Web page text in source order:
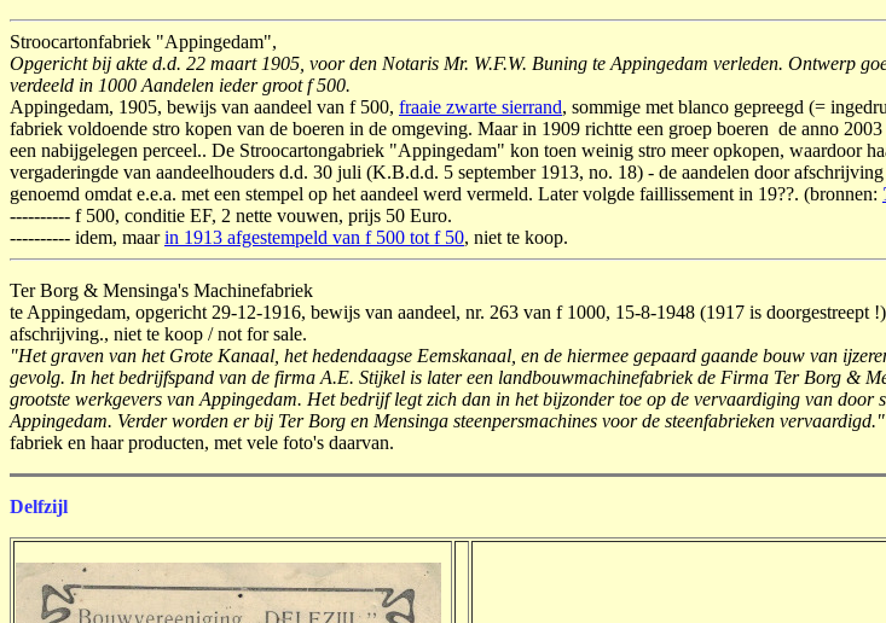
Stroocartonfabriek "Appingedam",
Opgericht bij akte d.d. 22 maart 1905, voor den Notaris Mr. W.F.W. Buning te Appingedam verleden. Ontwerp
verdeeld in 1000 Aandelen ieder groot f 500.
Appingedam, 1905, bewijs van aandeel van f 500, fraaie zwarte sierrand, sommige met blanco gepreegd (=
fabriek voldoende stro kopen van de boeren in de omgeving. Maar in 1909 richtte een groep boeren de anno
een nabijgelegen perceel.. De Stroocartongabriek "Appingedam" kon toen weinig stro meer opkopen, waardoor
vergaderingde van aandeelhouders d.d. 30 juli (K.B.d.d. 5 september 1913, no. 18) - de aandelen door
genoemd omdat e.e.a. met een stempel op het aandeel werd vermeld. Later volgde faillissement in 19??. (bronnen:
---------- f 500, conditie EF, 2 nette vouwen, prijs 50 Euro.
---------- idem, maarin 1913 afgestempeld van f 500 tot f 50, niet te koop.
Ter Borg & Mensinga's Machinefabriek
te Appingedam, opgericht 29-12-1916, bewijs van aandeel, nr. 263 van f 1000, 15-8-1948 (1917 is doorgestreept
afschrijving., niet te koop / not for sale.
"Het graven van het Grote Kanaal, het hedendaagse Eemskanaal, en de hiermee gepaard gaande bouw van
gevolg. In het bedrijfspand van de firma A.E. Stijkel is later een landbouwmachinefabriek de Firma Ter Borg &
grootste werkgevers van Appingedam. Het bedrijf legt zich dan in het bijzonder toe op de vervaardiging van
Appingedam. Verder worden er bij Ter Borg en Mensinga steenpersmachines voor de steenfabrieken vervaardigd."
fabriek en haar producten, met vele foto's daarvan.
Delfzijl